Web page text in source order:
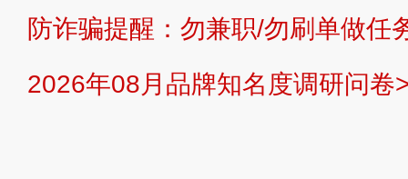
提交说明： 快速提交发布>> 提交品
防诈骗提醒：勿兼职/勿刷单做任
2026年08月品牌知名度调研问卷